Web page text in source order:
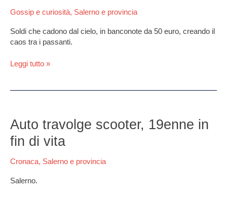
Gossip e curiosità, Salerno e provincia
Soldi che cadono dal cielo, in banconote da 50 euro, creando il
caos tra i passanti.
Leggi tutto »
Auto travolge scooter, 19enne in
fin di vita
Cronaca, Salerno e provincia
Salerno.
travolge
scooter,
19enne
fin
vita